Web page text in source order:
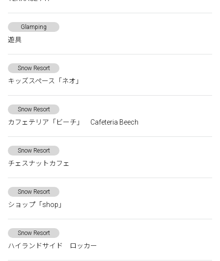
Glamping
遊具
Snow Resort
キッズスペース「ネオ」
Snow Resort
カフェテリア「ビーチ」 Cafeteria Beech
Snow Resort
チェスナットカフェ
Snow Resort
ショップ「shop」
Snow Resort
ハイランドサイド ロッカー